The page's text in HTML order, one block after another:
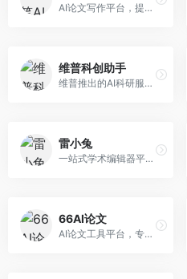
AI论文写作平台，提供无限改稿服务。面向高校学生和学术研究者，支持论文选题、大纲生成、内容撰写、查重修改等全流程服务，改稿次数不限，服务质量有保障。
维普科创助手
维普推出的AI科研服务平台，整合学术资源与智能写作。面向科研人员和高校师生，提供文献检索、论文写作、查重检测等一站式服务，学术资源权威可靠。
雷小兔
一站式学术编辑器平台，覆盖论文写作全流程。面向高校学生和科研人员，提供选题分析、文献检索、论文生成、查重降重等服务，操作流程清晰，学术写作效率显著提升。
66AI论文
AI论文工具平台，专注于高质量低查重论文生成。面向大学生和研究生，提供论文写作、降重修改等服务，生成内容原创度高，查重率低。